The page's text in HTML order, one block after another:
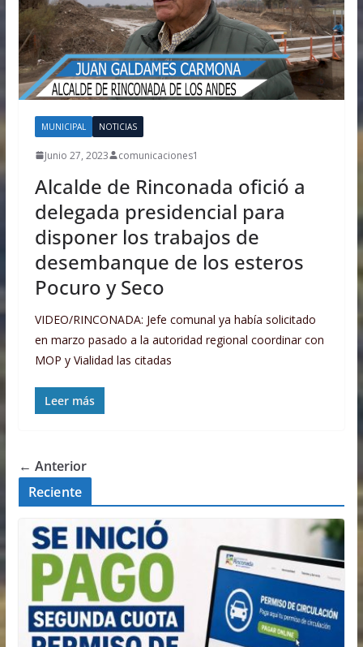
MUNICIPAL NOTICIAS
Junio 27, 2023 comunicaciones1
Alcalde de Rinconada ofició a
delegada presidencial para
disponer los trabajos de
desembanque de los esteros
Pocuro y Seco
VIDEO/RINCONADA: Jefe comunal ya había solicitado
en marzo pasado a la autoridad regional coordinar con
MOP y Vialidad las citadas
Leer más
← Anterior
Reciente